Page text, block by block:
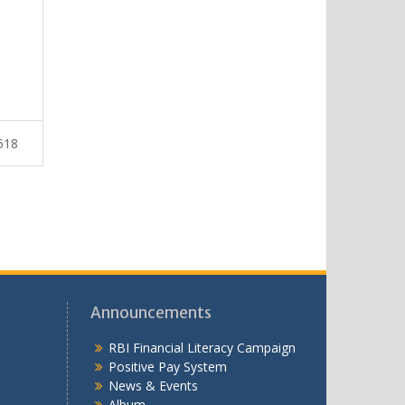
Announcements
RBI Financial Literacy Campaign
Positive Pay System
News & Events